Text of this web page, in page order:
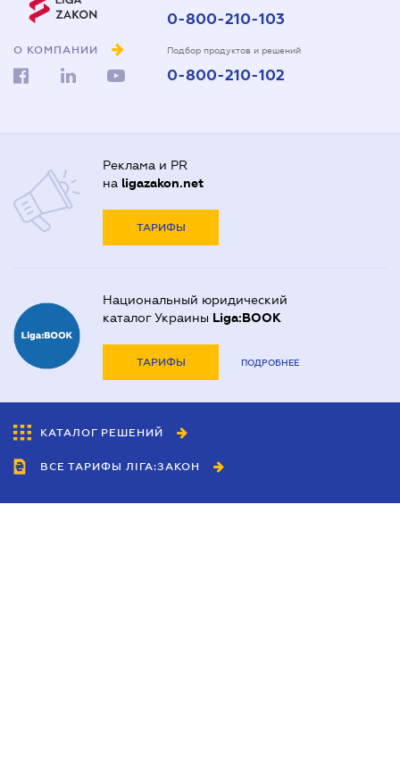
О КОМПАНИИ
0-800-210-103
Подбор продуктов и решений
0-800-210-102
Реклама и PR
на ligazakon.net
ТАРИФЫ
Национальный юридический
каталог Украины Liga:BOOK
ТАРИФЫ ПОДРОБНЕЕ
КАТАЛОГ РЕШЕНИЙ
ВСЕ ТАРИФЫ ЛІГА:ЗАКОН